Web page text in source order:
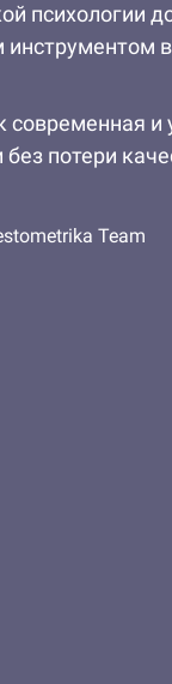
психологии
потери
Team